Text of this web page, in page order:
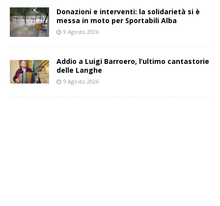
Donazioni e interventi: la solidarietà si è
messa in moto per Sportabili Alba
9 Agosto 2026
Addio a Luigi Barroero, l’ultimo cantastorie
delle Langhe
9 Agosto 2026